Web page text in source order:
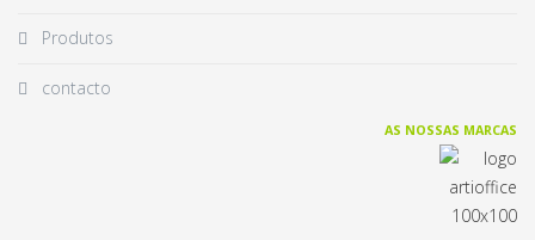
Produtos
contacto
AS NOSSAS MARCAS